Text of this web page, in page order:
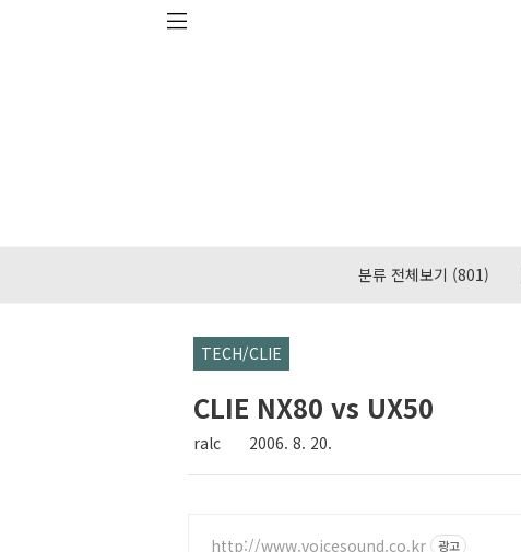
분류 전체보기 (801)
TECH/CLIE
CLIE NX80 vs UX50
ralc 2006. 8. 20.
http://www.voicesound.co.kr 광고